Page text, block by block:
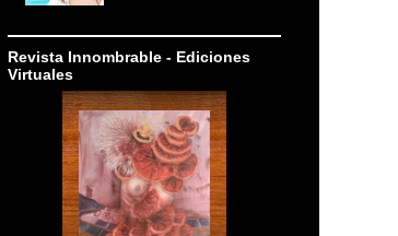
Revista Innombrable - Ediciones
Virtuales